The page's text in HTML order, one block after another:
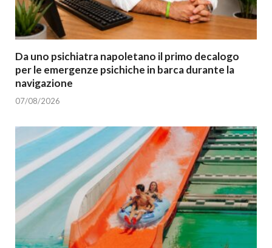
Da uno psichiatra napoletano il primo decalogo
per le emergenze psichiche in barca durante la
navigazione
07/08/2026